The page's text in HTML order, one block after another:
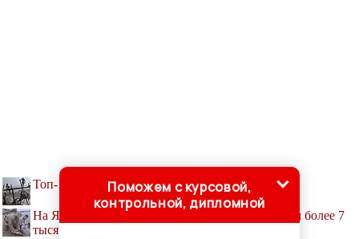
Топ-10 самых мощных водопадов в мире
На Ямале добыты образцы древесины возрастом более 7
тысяч лет
Поможем с курсовой,
контрольной, дипломной